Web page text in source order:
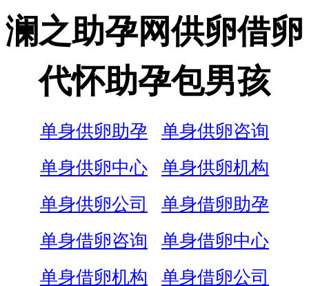
澜之助孕网供卵借卵
代怀助孕包男孩
单身供卵助孕
单身供卵咨询
单身供卵中心
单身供卵机构
单身供卵公司
单身借卵助孕
单身借卵咨询
单身借卵中心
单身借卵机构
单身借卵公司